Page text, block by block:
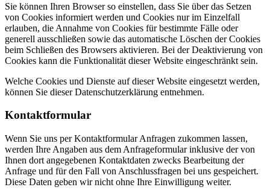
Sie können Ihren Browser so einstellen, dass Sie über das Setzen
von Cookies informiert werden und Cookies nur im Einzelfall
erlauben, die Annahme von Cookies für bestimmte Fälle oder
generell ausschließen sowie das automatische Löschen der Cookies
beim Schließen des Browsers aktivieren. Bei der Deaktivierung von
Cookies kann die Funktionalität dieser Website eingeschränkt sein.
Welche Cookies und Dienste auf dieser Website eingesetzt werden,
können Sie dieser Datenschutzerklärung entnehmen.
Kontaktformular
Wenn Sie uns per Kontaktformular Anfragen zukommen lassen,
werden Ihre Angaben aus dem Anfrageformular inklusive der von
Ihnen dort angegebenen Kontaktdaten zwecks Bearbeitung der
Anfrage und für den Fall von Anschlussfragen bei uns gespeichert.
Diese Daten geben wir nicht ohne Ihre Einwilligung weiter.